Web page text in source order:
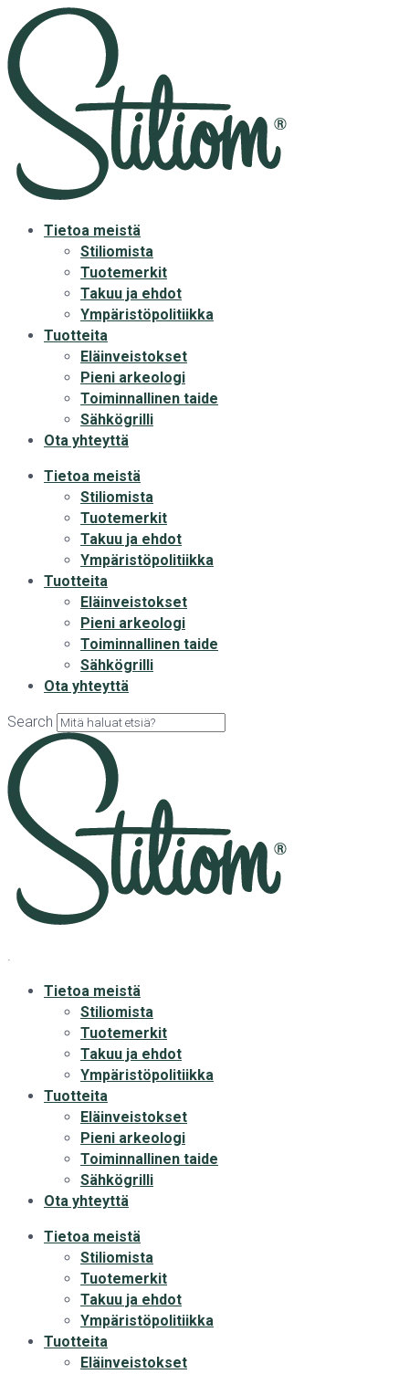
Tietoa meistä
Stiliomista
Tuotemerkit
Takuu ja ehdot
Ympäristöpolitiikka
Tuotteita
Eläinveistokset
Pieni arkeologi
Toiminnallinen taide
Sähkögrilli
Ota yhteyttä
Tietoa meistä
Stiliomista
Tuotemerkit
Takuu ja ehdot
Ympäristöpolitiikka
Tuotteita
Eläinveistokset
Pieni arkeologi
Toiminnallinen taide
Sähkögrilli
Ota yhteyttä
Search
.
Tietoa meistä
Stiliomista
Tuotemerkit
Takuu ja ehdot
Ympäristöpolitiikka
Tuotteita
Eläinveistokset
Pieni arkeologi
Toiminnallinen taide
Sähkögrilli
Ota yhteyttä
Tietoa meistä
Stiliomista
Tuotemerkit
Takuu ja ehdot
Ympäristöpolitiikka
Tuotteita
Eläinveistokset